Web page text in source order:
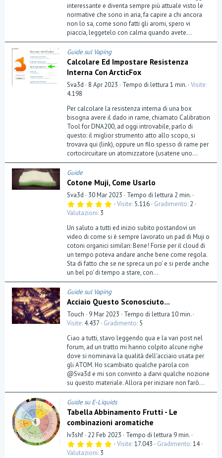
e
l
l
a
(
e
)
interessante e diventa sempre più attuale visto le
normative che sono in aria, fa capire a chi ancora
non lo sa, come sono fatti gli aromi, spero vi
piaccia, leggetelo con calma quando avete...
Guide sul Vaping
Calcolare Ed Impostare Resistenza
Interna Con ArcticFox
Sva3d 8 Apr 2023 Tempo di lettura 1 min. Visite
4.198
Per calcolare la resistenza interna di una box
bisogna avere il dado in rame, chiamato Calibration
Tool for DNA200, ad oggi introvabile, parlo di
questo: il miglior strumento atto allo scopo, si
trovava qui (link), oppure un filo spesso di rame per
cortocircuitare un atomizzatore (usatene uno...
Guide
Cotone Muji, Come Usarlo
Sva3d 30 Mar 2023
Tempo di lettura 2 min.
5
s
e
l
l
a
(
e
)
Visite 5.116 Gradimento 2
Valutazioni 3
Un saluto a tutti ed inizio subito postandovi un
video di come si è sempre lavorato un pad di Muji o
cotoni organici similari: Bene! Forse per il cloud di
un tempo poteva andare anche bene come regola.
Sta di fatto che se ne spreca un po' e si perde anche
un bel po' di tempo a stare, con...
Guide sul Vaping
Acciaio Questo Sconosciuto...
Touch 9 Mar 2023
Tempo di lettura 10 min.
Visite 4.437 Gradimento 5
Ciao a tutti, stavo leggendo qua e la vari post nel
forum, ad un tratto mi hanno colpito alcune righe
dove si nominava la qualità dell'acciaio usata per
gli ATOM. Ho scambiato qualche parola con
@Sva3d e mi son convinto a darvi qualche nozione
su questo materiale. Allora per iniziare non farò...
Guide su E-Liquids
Tabella Abbinamento Frutti - Le
combinazioni aromatiche
Iv3shf 22 Feb 2023
Tempo di lettura 9 min.
5 Visite 17.043 Gradimento 14
Valutazioni 3